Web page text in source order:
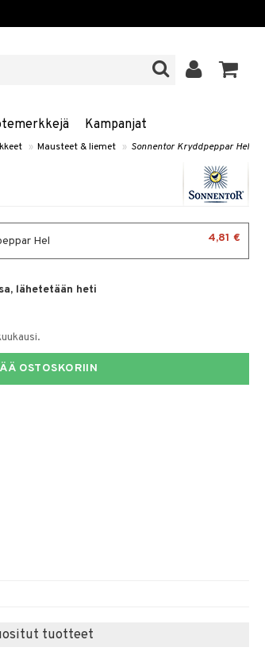
Kampanjat
» Mausteet & liemet » Sonnentor Kryddpeppar Hel
Hel 4,81 €
lähetetään heti
OSTOSKORIIN
tuotteet